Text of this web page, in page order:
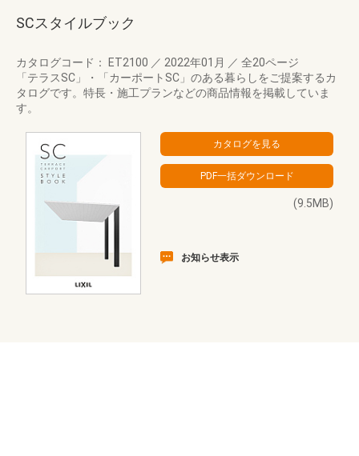
SCスタイルブック
カタログコード： ET2100 ／ 2022年01月 ／ 全20ページ
「テラスSC」・「カーポートSC」のある暮らしをご提案するカ
タログです。特長・施工プランなどの商品情報を掲載していま
す。
(9.5MB)
お知らせ表示